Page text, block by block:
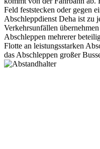
Feld feststecken oder gegen
Abschleppdienst Deha ist zu
Verkehrsunfällen
Abschleppen mehrerer
Flotte an leistungsstarken
das Abschleppen großer